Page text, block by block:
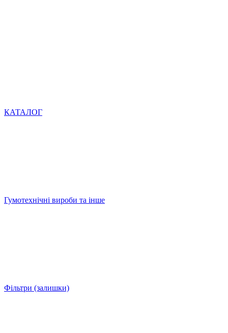
КАТАЛОГ
Гумотехнічні вироби та інше
Фільтри (залишки)